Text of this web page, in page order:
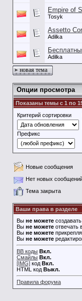
Empire of
Tosyk
Assetto
Adilka
Adilka
новая тема
Опции просмотра
Показаны темы с 1 по
Критерий сортировки
Префикс
Новые сообщения
Нет новых
Тема закрыта
Ваши права в разделе
Вы не можете
Вы не можете отвечать
Вы не можете
Вы не можете
BB коды Вкл.
Смайлы Вкл.
[IMG] код Вкл.
HTML код Выкл.
Правила форума